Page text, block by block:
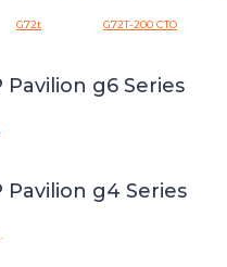
G72t G72T-200 CTO
Pavilion g6 Series
Pavilion g4 Series